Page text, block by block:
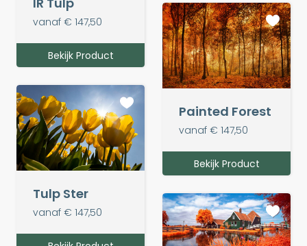
vanaf € 147,50
Bekijk Product
Painted Forest
vanaf € 147,50
Bekijk Product
Tulp Ster
vanaf € 147,50